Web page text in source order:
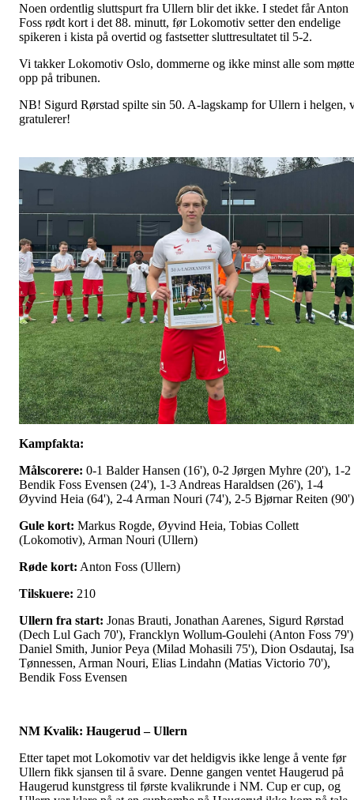
Noen ordentlig sluttspurt fra Ullern blir det ikke. I stedet får Anton
Foss rødt kort i det 88. minutt, før Lokomotiv setter den endelige
spikeren i kista på overtid og fastsetter sluttresultatet til 5-2.
Vi takker Lokomotiv Oslo, dommerne og ikke minst alle som møtte
opp på tribunen.
NB! Sigurd Rørstad spilte sin 50. A-lagskamp for Ullern i helgen,
gratulerer!
Kampfakta:
Målscorere: 0-1 Balder Hansen (16'), 0-2 Jørgen Myhre (20'), 1-2
Bendik Foss Evensen (24'), 1-3 Andreas Haraldsen (26'), 1-4
Øyvind Heia (64'), 2-4 Arman Nouri (74'), 2-5 Bjørnar Reiten
Gule kort: Markus Rogde, Øyvind Heia, Tobias Collett
(Lokomotiv), Arman Nouri (Ullern)
Røde kort: Anton Foss (Ullern)
Tilskuere: 210
Ullern fra start: Jonas Brauti, Jonathan Aarenes, Sigurd Rørstad
(Dech Lul Gach 70'), Francklyn Wollum-Goulehi (Anton Foss
Daniel Smith, Junior Peya (Milad Mohasili 75'), Dion Osdautaj,
Tønnessen, Arman Nouri, Elias Lindahn (Matias Victorio 70'),
Bendik Foss Evensen
NM Kvalik: Haugerud – Ullern
Etter tapet mot Lokomotiv var det heldigvis ikke lenge å vente før
Ullern fikk sjansen til å svare. Denne gangen ventet Haugerud på
Haugerud kunstgress til første kvalikrunde i NM. Cup er cup, og